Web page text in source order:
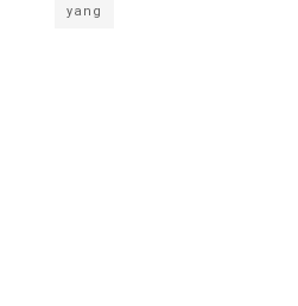
yang